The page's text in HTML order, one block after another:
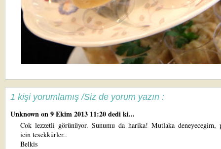
1 kişi yorumlamış /Siz de yorum yazın :
Unknownon 9 Ekim 2013 11:20 dedi ki...
Cok lezzetli görünüyor. Sunumu da harika! Mutlaka deneyecegim,
icin tesekkürler..
Belkis